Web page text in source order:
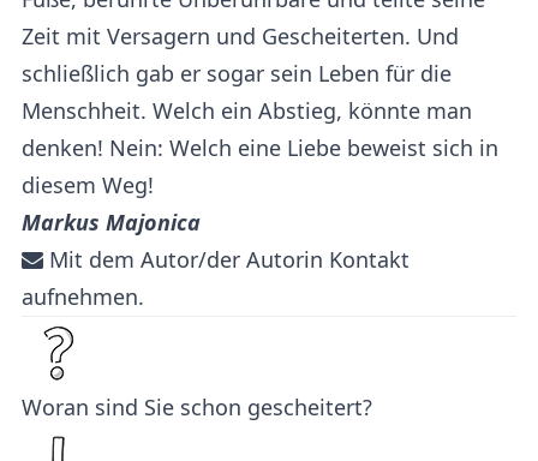
Zeit mit Versagern und Gescheiterten. Und
schließlich gab er sogar sein Leben für die
Menschheit. Welch ein Abstieg, könnte man
denken! Nein: Welch eine Liebe beweist sich in
diesem Weg!
Markus Majonica
Mit dem Autor/der Autorin Kontakt
aufnehmen.
Woran sind Sie schon gescheitert?